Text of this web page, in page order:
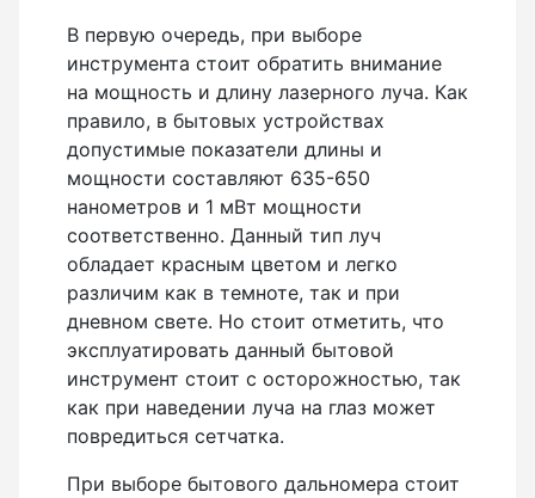
В первую очередь, при выборе
инструмента стоит обратить внимание
на мощность и длину лазерного луча. Как
правило, в бытовых устройствах
допустимые показатели длины и
мощности составляют 635-650
нанометров и 1 мВт мощности
соответственно. Данный тип луч
обладает красным цветом и легко
различим как в темноте, так и при
дневном свете. Но стоит отметить, что
эксплуатировать данный бытовой
инструмент стоит с осторожностью, так
как при наведении луча на глаз может
повредиться сетчатка.
При выборе бытового дальномера стоит